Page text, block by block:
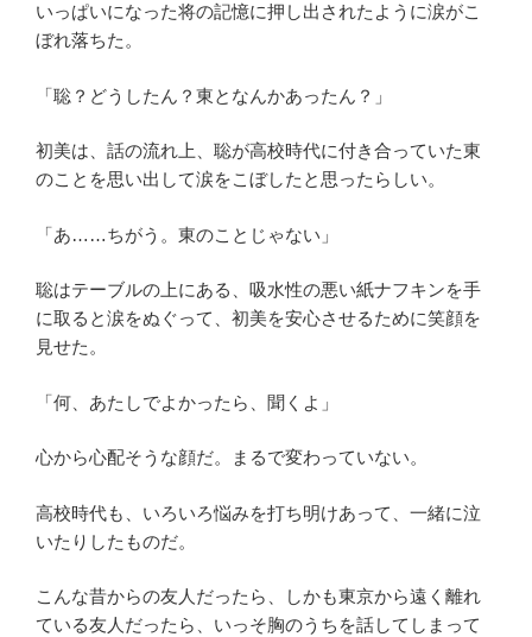
いっぱいになった将の記憶に押し出されたように涙がこ
ぼれ落ちた。
「聡？どうしたん？東となんかあったん？」
初美は、話の流れ上、聡が高校時代に付き合っていた東
のことを思い出して涙をこぼしたと思ったらしい。
「あ……ちがう。東のことじゃない」
聡はテーブルの上にある、吸水性の悪い紙ナフキンを手
に取ると涙をぬぐって、初美を安心させるために笑顔を
見せた。
「何、あたしでよかったら、聞くよ」
心から心配そうな顔だ。まるで変わっていない。
高校時代も、いろいろ悩みを打ち明けあって、一緒に泣
いたりしたものだ。
こんな昔からの友人だったら、しかも東京から遠く離れ
ている友人だったら、いっそ胸のうちを話してしまって